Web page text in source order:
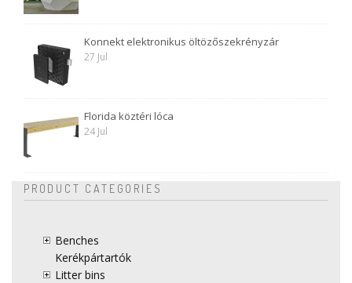
Konnekt elektronikus öltözőszekrényzár
27 Jul
Florida köztéri lóca
24 Jul
PRODUCT CATEGORIES
Benches
Kerékpártartók
Litter bins